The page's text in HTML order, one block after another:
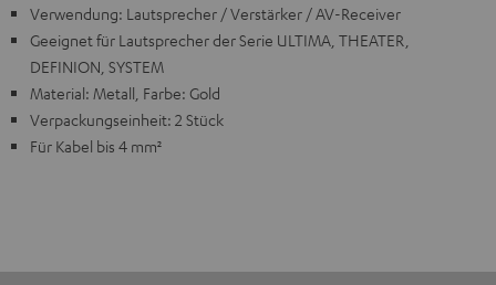
Verwendung: Lautsprecher / Verstärker / AV-Receiver
Geeignet für Lautsprecher der Serie ULTIMA, THEATER,
DEFINION, SYSTEM
Material: Metall, Farbe: Gold
Verpackungseinheit: 2 Stück
Für Kabel bis 4 mm²